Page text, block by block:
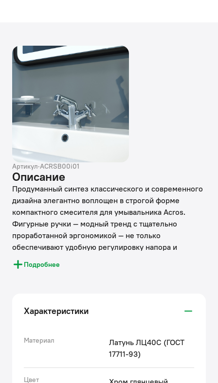
Артикул·ACRSB00i01
Описание
Продуманный синтез классического и современного
дизайна элегантно воплощен в строгой форме
компактного смесителя для умывальника Acros.
Фигурные ручки — модный тренд с тщательно
проработанной эргономикой — не только
обеспечивают удобную регулировку напора и
температуры воды, но и выгодно выделяют новую
коллекцию среди множества других.
надежному корпусу из прочной латуни, стойкому к
коррозии, резким изменениям давления и
• Никель-хромовое покрытие соответствует
европейским стандартам качества, обеспечивает его
службы изделия. Ухаживать за покрытием просто —
Подробнее
Характеристики
Материал
Латунь ЛЦ40C (ГОСТ
17711-93)
Цвет